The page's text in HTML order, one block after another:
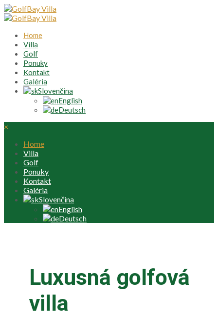
Home
Villa
Golf
Ponuky
Kontakt
Galéria
Slovenčina
English
Deutsch
×
Home
Villa
Golf
Ponuky
Kontakt
Galéria
Slovenčina
English
Deutsch
Luxusná golfová
villa